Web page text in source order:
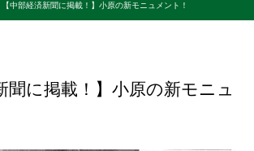
【中部経済新聞に掲載！】小原の新モニュメント！
聞に掲載！】小原の新モニュ